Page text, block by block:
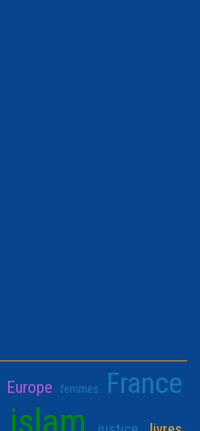
Europe femmes France
islam